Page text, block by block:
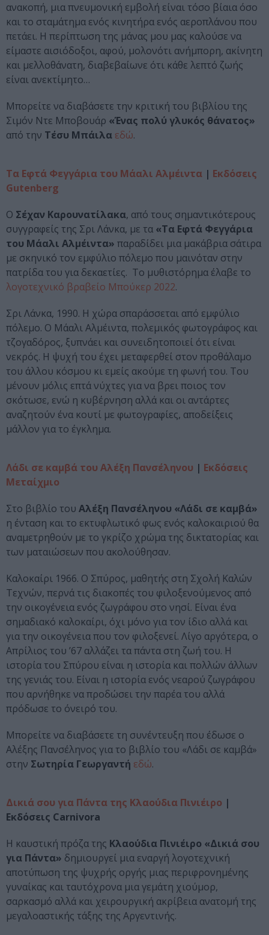
ανακοπή, μια πνευμονική εμβολή είναι τόσο βίαια όσο
και το σταμάτημα ενός κινητήρα ενός αεροπλάνου που
πετάει. Η περίπτωση της μάνας μου μας καλούσε να
είμαστε αισιόδοξοι, αφού, μολονότι ανήμπορη, ακίνητη
και μελλοθάνατη, διαβεβαίωνε ότι κάθε λεπτό ζωής
είναι ανεκτίμητο…
Μπορείτε να διαβάσετε την κριτική του βιβλίου της
Σιμόν Ντε Μποβουάρ «Ένας πολύ γλυκός θάνατος»
από την Τέσυ Μπάιλα εδώ.
Τα Εφτά Φεγγάρια του Μάαλι Αλμέιντα | Εκδόσεις
Gutenberg
Ο Σέχαν Καρουνατίλακα, από τους σημαντικότερους
συγγραφείς της Σρι Λάνκα, με τα «Τα Εφτά Φεγγάρια
του Μάαλι Αλμέιντα» παραδίδει μια μακάβρια σάτιρα
με σκηνικό τον εμφύλιο πόλεμο που μαινόταν στην
πατρίδα του για δεκαετίες. Το μυθιστόρημα έλαβε το
λογοτεχνικό βραβείο Μπούκερ 2022.
Σρι Λάνκα, 1990. Η χώρα σπαράσσεται από εμφύλιο
πόλεμο. O Μάαλι Αλμέιντα, πολεμικός φωτογράφος και
τζογαδόρος, ξυπνάει και συνειδητοποιεί ότι είναι
νεκρός. Η ψυχή του έχει μεταφερθεί στον προθάλαμο
του άλλου κόσμου κι εμείς ακούμε τη φωνή του. Του
μένουν μόλις επτά νύχτες για να βρει ποιος τον
σκότωσε, ενώ η κυβέρνηση αλλά και οι αντάρτες
αναζητούν ένα κουτί με φωτογραφίες, αποδείξεις
μάλλον για το έγκλημα.
Λάδι σε καμβά του Αλέξη Πανσέληνου | Εκδόσεις
Μεταίχμιο
Στο βιβλίο του Αλέξη Πανσέληνου «Λάδι σε καμβά»
η ένταση και το εκτυφλωτικό φως ενός καλοκαιριού θα
αναμετρηθούν με το γκρίζο χρώμα της δικτατορίας και
των ματαιώσεων που ακολούθησαν.
Καλοκαίρι 1966. Ο Σπύρος, µαθητής στη Σχολή Καλών
Τεχνών, περνά τις διακοπές του φιλοξενούµενος από
την οικογένεια ενός ζωγράφου στο νησί. Είναι ένα
σηµαδιακό καλοκαίρι, όχι µόνο για τον ίδιο αλλά και
για την οικογένεια που τον φιλοξενεί. Λίγο αργότερα, ο
Απρίλιος του ’67 αλλάζει τα πάντα στη ζωή του. Η
ιστορία του Σπύρου είναι η ιστορία και πολλών άλλων
της γενιάς του. Είναι η ιστορία ενός νεαρού ζωγράφου
που αρνήθηκε να προδώσει την παρέα του αλλά
πρόδωσε το όνειρό του.
Μπορείτε να διαβάσετε τη συνέντευξη που έδωσε ο
Αλέξης Πανσέληνος για το βιβλίο του «Λάδι σε καμβά»
στην Σωτηρία Γεωργαντή εδώ.
Δικιά σου για Πάντα της Κλαούδια Πινιέιρο |
Eκδόσεις Carnivora
H καυστική πρόζα της Κλαούδια Πινιέιρο «Δικιά σου
για Πάντα» δημιουργεί μια εναργή λογοτεχνική
αποτύπωση της ψυχρής οργής μιας περιφρονημένης
γυναίκας και ταυτόχρονα μια γεμάτη χιούμορ,
σαρκασμό αλλά και χειρουργική ακρίβεια ανατομή της
μεγαλοαστικής τάξης της Αργεντινής.